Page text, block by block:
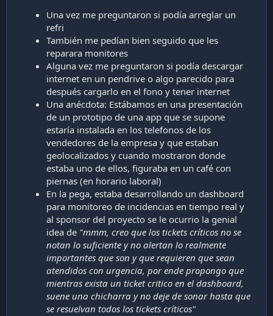
Una vez me preguntaron si podía arreglar un
refri
También me pedían bien seguido que les
reparara monitores
Alguna vez me preguntaron si podía descargar
internet en un pendrive o algo parecido para
después cargarlo en el fono y tener internet
Una anécdota: Estábamos en una presentación
de un prototipo de una app que se supone
estaría instalada en los telefonos de los
vendedores de la empresa y que estaban
geolocalizados y cuando mostraron donde
estaba uno de ellos, figuraba en un café con
piernas (en horario laboral)
En la pega, estaba desarrollando un dashboard
para monitoreo de incidencias en tiempo real y
al sponsor del proyecto se le ocurrio la genial
idea de "mmm, creo que los tickets críticos no se
notan lo suficiente y no alertan lo realmente
importantes que son y que requieren que sean
atendidos con urgencia, por ende propongo que
mientras exista un ticket critico en el dashboard,
suene una chicharra y no deje de sonar hasta que
se resuelvan todos los tickets críticos"